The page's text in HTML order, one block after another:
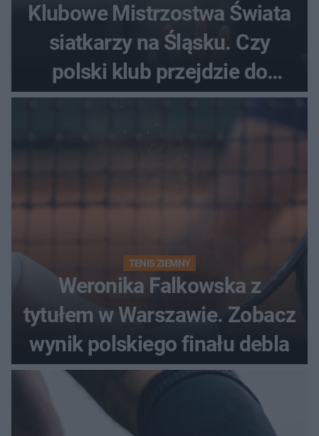
Klubowe Mistrzostwa Świata
siatkarzy na Śląsku. Czy
polski klub przejdzie do
historii
TENIS ZIEMNY
Weronika Falkowska z
tytułem w Warszawie. Zobacz
wynik polskiego finału debla